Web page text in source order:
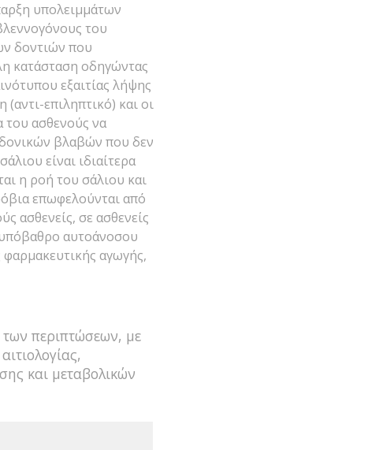
υπολειμμάτων
του
δοντιών που
κατάσταση οδηγώντας
εξαιτίας λήψης
επιληπτικό) και οι
του ασθενούς να
βλαβών που δεν
είναι ιδιαίτερα
η ροή του σάλιου και
επωφελούνται από
ασθενείς, σε ασθενείς
υπόβαθρο αυτοάνοσου
αγωγής,
των περιπτώσεων, με
και μεταβολικών